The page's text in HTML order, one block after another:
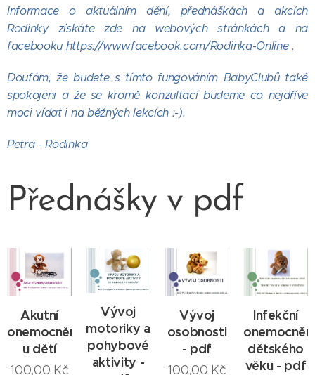
Informace o aktuálním dění, přednáškách a akcích
Rodinky získáte zde na webových stránkách a na
facebooku https://www.facebook.com/Rodinka-Online.
Doufám, že budete s tímto fungováním BabyClubů také
spokojeni a že se kromě konzultací budeme co nejdříve
moci vídat i na běžných lekcích :-).
Petra - Rodinka
Přednášky v pdf
Akutní
onemocnění
u dětí
100,00 Kč
Vývoj
motoriky a
pohybové
aktivity -
Vývoj
osobnosti
- pdf
100,00 Kč
Infekční
onemocnění
dětského
věku - pdf